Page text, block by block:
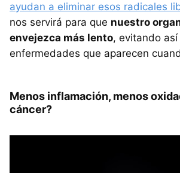
ayudan a eliminar esos radicales
nos servirá para que nuestro
envejezca más lento, evitando así
enfermedades que aparecen
Menos inflamación, menos
cáncer?